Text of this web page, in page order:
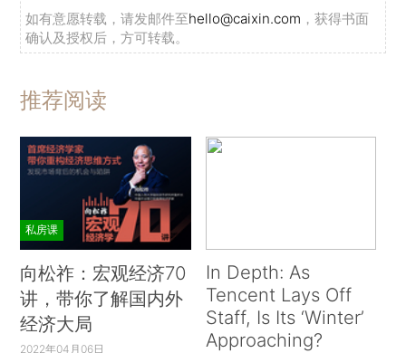
如有意愿转载，请发邮件至hello@caixin.com ，获得书面
确认及授权后，方可转载。
推荐阅读
私房课
向松祚：宏观经济70
讲，带你了解国内外
经济大局
2022年04月06日
In Depth: As
Tencent Lays Off
Staff, Is Its ‘Winter’
Approaching?